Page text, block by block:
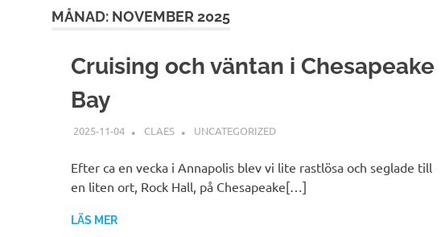
MÅNAD: NOVEMBER 2025
Cruising och väntan i Chesapeake
Bay
2025-11-04 CLAES UNCATEGORIZED
Efter ca en vecka i Annapolis blev vi lite rastlösa och seglade till
en liten ort, Rock Hall, på Chesapeake[…]
LÄS MER